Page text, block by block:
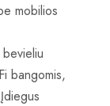
mobilios
bangomis,